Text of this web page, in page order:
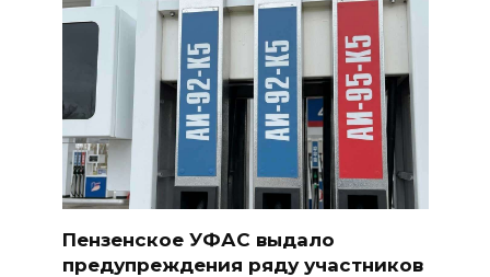
Пензенское УФАС выдало
предупреждения ряду участников